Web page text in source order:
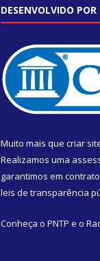
DESENVOLVIDO POR
Muito mais que criar
Realizamos uma
garantimos em
leis de transparência
Conheça o PNTP e o